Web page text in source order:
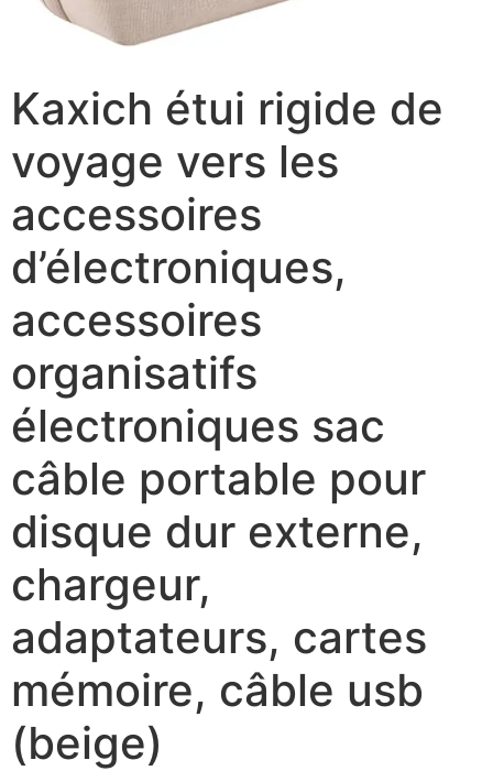
Kaxich étui rigide de
voyage vers les
accessoires
d’électroniques,
accessoires
organisatifs
électroniques sac
câble portable pour
disque dur externe,
chargeur,
adaptateurs, cartes
mémoire, câble usb
(beige)